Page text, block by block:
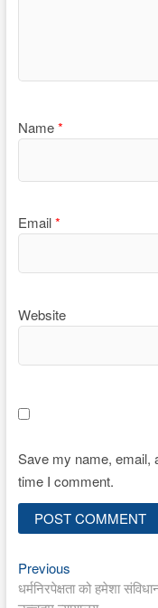
Name*
Email*
Website
Save my name, email,
time I comment.
Post
navigation
PreviousPrevious
post:
धर्मनिरपेक्षता को हमेशा